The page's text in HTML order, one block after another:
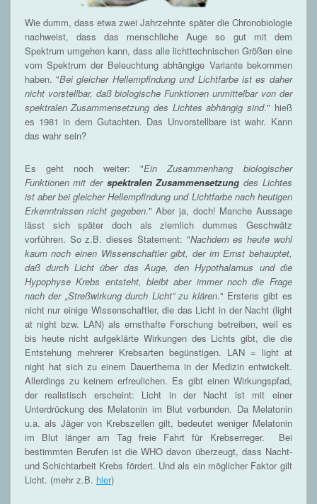
Wie dumm, dass etwa zwei Jahrzehnte später die Chronobiologie
nachweist, dass das menschliche Auge so gut mit dem
Spektrum umgehen kann, dass alle lichttechnischen Größen eine
vom Spektrum der Beleuchtung abhängige Variante bekommen
haben. "Bei gleicher Hellempfindung und Lichtfarbe ist es daher
nicht vorstellbar, daß biologische Funktionen unmittelbar von der
spektralen Zusammensetzung des Lichtes abhängig sind." hieß
es 1981 in dem Gutachten. Das Unvorstellbare ist wahr. Kann
das wahr sein?
Es geht noch weiter: "Ein Zusammenhang biologischer
Funktionen mit der spektralen Zusammensetzungdes Lichtes
ist aber bei gleicher Hellempfindung und Lichtfarbe nach heutigen
Erkenntnissen nicht gegeben." Aber ja, doch! Manche Aussage
lässt sich später doch als ziemlich dummes Geschwätz
vorführen. So z.B. dieses Statement: "Nachdem es heute wohl
kaum noch einen Wissenschaftler gibt, der im Ernst behauptet,
daß durch Licht über das Auge, den Hypothalamus und die
Hypophyse Krebs entsteht, bleibt aber immer noch die Frage
nach der „Streßwirkung durch Licht” zu klären." Erstens gibt es
nicht nur einige Wissenschaftler, die das Licht in der Nacht (light
at night bzw. LAN) als ernsthafte Forschung betreiben, weil es
bis heute nicht aufgeklärte Wirkungen des Lichts gibt, die die
Entstehung mehrerer Krebsarten begünstigen. LAN = light at
night hat sich zu einem Dauerthema in der Medizin entwickelt.
Allerdings zu keinem erfreulichen. Es gibt einen Wirkungspfad,
der realistisch erscheint: Licht in der Nacht ist mit einer
Unterdrückung des Melatonin im Blut verbunden. Da Melatonin
u.a. als Jäger von Krebszellen gilt, bedeutet weniger Melatonin
im Blut länger am Tag freie Fahrt für Krebserreger. Bei
bestimmten Berufen ist die WHO davon überzeugt, dass Nacht-
und Schichtarbeit Krebs fördert. Und als ein möglicher Faktor gilt
Licht. (mehr z.B. hier)